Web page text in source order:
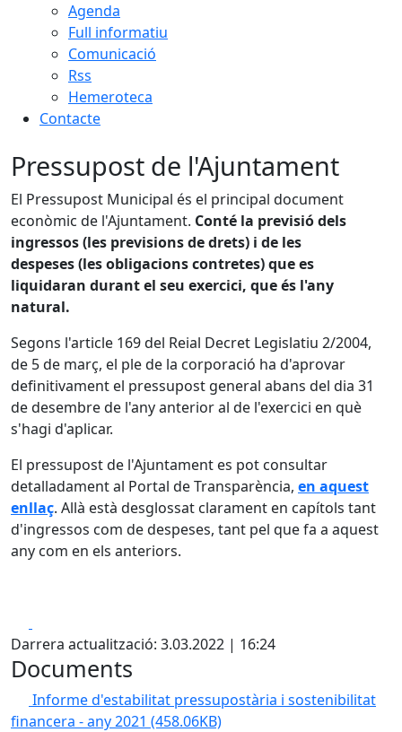
Agenda
Full informatiu
Comunicació
Rss
Hemeroteca
Contacte
Pressupost de l'Ajuntament
El Pressupost Municipal és el principal document
econòmic de l'Ajuntament. Conté la previsió dels
ingressos (les previsions de drets) i de les
despeses (les obligacions contretes) que es
liquidaran durant el seu exercici, que és l'any
natural.
Segons l'article 169 del Reial Decret Legislatiu 2/2004,
de 5 de març, el ple de la corporació ha d'aprovar
definitivament el pressupost general abans del dia 31
de desembre de l'any anterior al de l'exercici en què
s'hagi d'aplicar.
El pressupost de l'Ajuntament es pot consultar
detalladament al Portal de Transparència, en aquest
enllaç. Allà està desglossat clarament en capítols tant
d'ingressos com de despeses, tant pel que fa a aquest
any com en els anteriors.
Darrera actualització: 3.03.2022 | 16:24
Documents
Informe d'estabilitat pressupostària i sostenibilitat
financera - any 2021 (458.06KB)